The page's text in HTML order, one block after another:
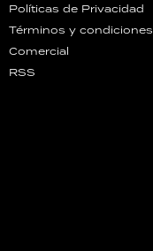
Políticas de Privacidad
Términos y condiciones
Comercial
RSS